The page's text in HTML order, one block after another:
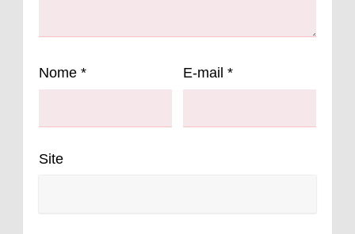
Nome * E-mail *
Site